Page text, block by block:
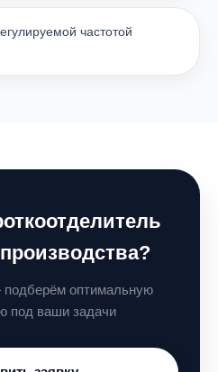
частотой
оптимальную
под ваши задачи